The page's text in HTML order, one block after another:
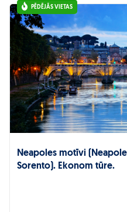
PĒDĒJĀS VIETAS
Neapoles motīvi
Sorento). Ekonom tūre.